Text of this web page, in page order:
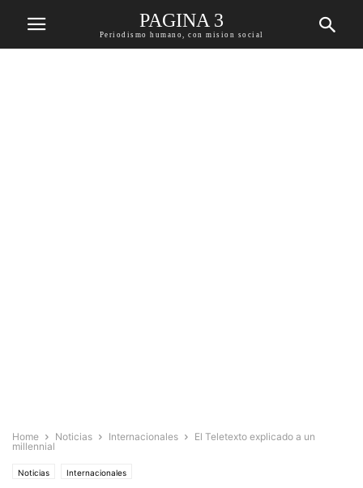
PAGINA 3
Periodismo humano, con mision social
Home Noticias Internacionales
El Teletexto explicado a un
millennial
Noticias Internacionales